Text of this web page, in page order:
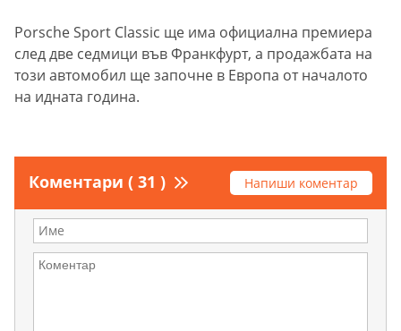
Porsche Sport Classic ще има официална премиера
след две седмици във Франкфурт, а продажбата на
този автомобил ще започне в Европа от началото
на идната година.
Коментари ( 31 ) Напиши коментар